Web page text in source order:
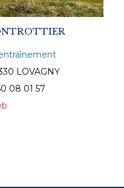
LOVAGNY
08 01 57